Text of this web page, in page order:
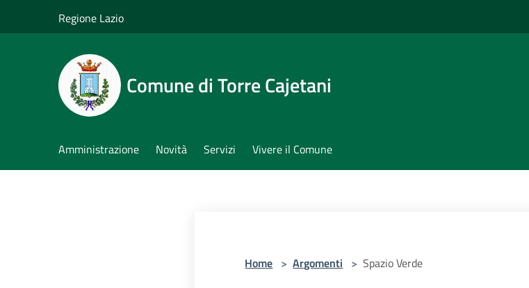
Regione Lazio
Comune di Torre Cajetani
Amministrazione Novità Servizi Vivere il Comune
Home > Argomenti > Spazio Verde